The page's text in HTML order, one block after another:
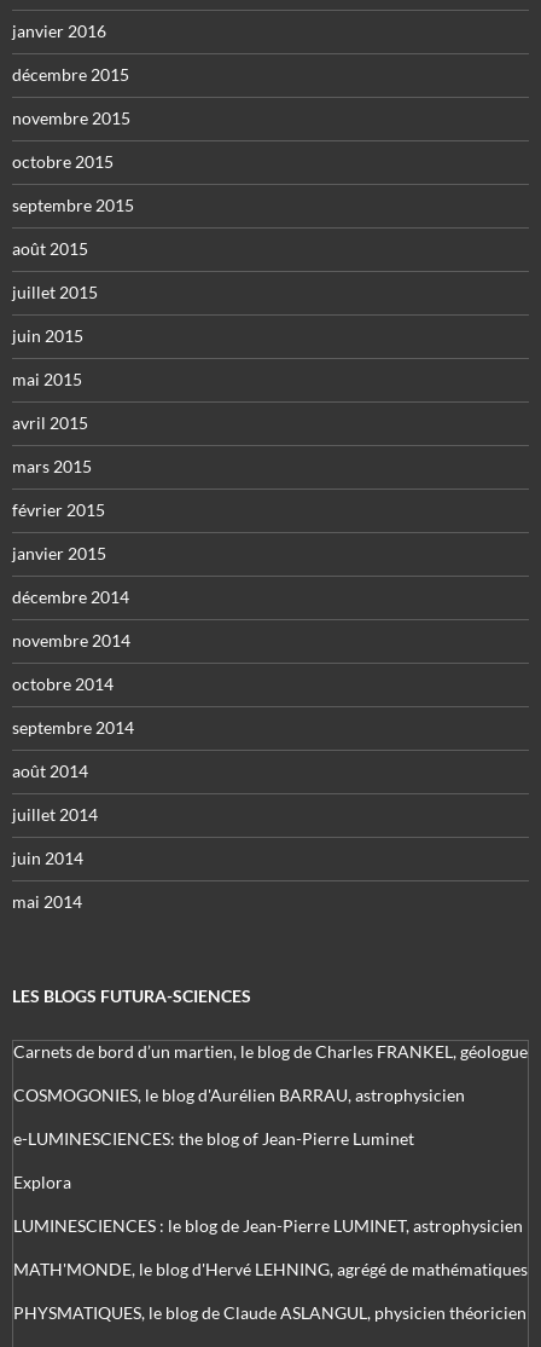
janvier 2016
décembre 2015
novembre 2015
octobre 2015
septembre 2015
août 2015
juillet 2015
juin 2015
mai 2015
avril 2015
mars 2015
février 2015
janvier 2015
décembre 2014
novembre 2014
octobre 2014
septembre 2014
août 2014
juillet 2014
juin 2014
mai 2014
LES BLOGS FUTURA-SCIENCES
Carnets de bord d’un martien, le blog de Charles FRANKEL, géologue
COSMOGONIES, le blog d'Aurélien BARRAU, astrophysicien
e-LUMINESCIENCES: the blog of Jean-Pierre Luminet
Explora
LUMINESCIENCES : le blog de Jean-Pierre LUMINET, astrophysicien
MATH'MONDE, le blog d'Hervé LEHNING, agrégé de mathématiques
PHYSMATIQUES, le blog de Claude ASLANGUL, physicien théoricien